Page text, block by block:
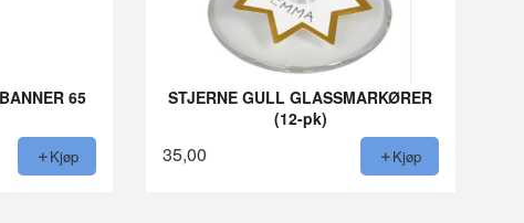
65
Kjøp
STJERNE GULL GLASSMARKØRER
(12-pk)
35,00 Kjøp